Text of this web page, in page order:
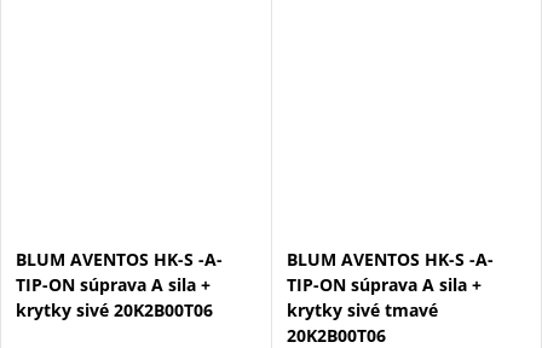
BLUM AVENTOS HK-S -A-
TIP-ON súprava A sila +
krytky sivé 20K2B00T06
BLUM AVENTOS HK-S -A-
TIP-ON súprava A sila +
krytky sivé tmavé
20K2B00T06